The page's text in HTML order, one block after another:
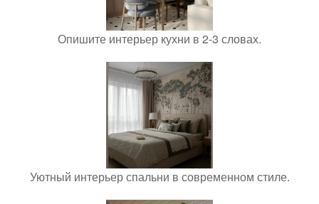
Опишите интерьер кухни в 2-3 словах.
Уютный интерьер спальни в современном стиле.